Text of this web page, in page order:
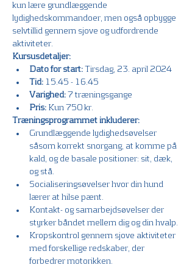
kun lære grundlæggende
lydighedskommandoer, men også opbygge
selvtillid gennem sjove og udfordrende
aktiviteter.
Kursusdetaljer:
Dato for start: Tirsdag, 23. april 2024
Tid: 15.45 - 16.45
Varighed: 7 træningsgange
Pris: Kun 750 kr.
Træningsprogrammet inkluderer:
Grundlæggende lydighedsøvelser
såsom korrekt snorgang, at komme på
kald, og de basale positioner: sit, dæk,
og stå.
Socialiseringsøvelser hvor din hund
lærer at hilse pænt.
Kontakt- og samarbejdsøvelser der
styrker båndet mellem dig og din hvalp.
Kropskontrol gennem sjove aktiviteter
med forskellige redskaber, der
forbedrer motorikken.